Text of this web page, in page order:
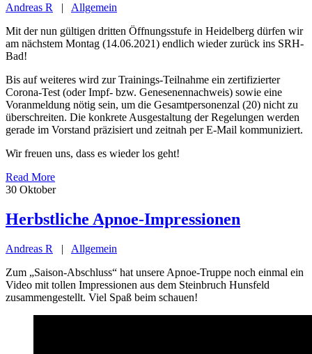
Andreas R | Allgemein
Mit der nun gültigen dritten Öffnungsstufe in Heidelberg dürfen wir
am nächstem Montag (14.06.2021) endlich wieder zurück ins SRH-
Bad!
Bis auf weiteres wird zur Trainings-Teilnahme ein zertifizierter
Corona-Test (oder Impf- bzw. Genesenennachweis) sowie eine
Voranmeldung nötig sein, um die Gesamtpersonenzal (20) nicht zu
überschreiten. Die konkrete Ausgestaltung der Regelungen werden
gerade im Vorstand präzisiert und zeitnah per E-Mail kommuniziert.
Wir freuen uns, dass es wieder los geht!
Read More
30 Oktober
Herbstliche Apnoe-Impressionen
Andreas R | Allgemein
Zum „Saison-Abschluss“ hat unsere Apnoe-Truppe noch einmal ein
Video mit tollen Impressionen aus dem Steinbruch Hunsfeld
zusammengestellt. Viel Spaß beim schauen!